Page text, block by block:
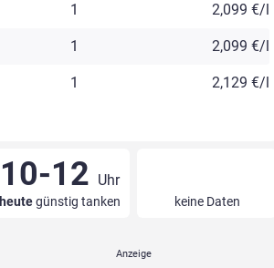
1 2,099 €/l
1 2,099 €/l
1 2,129 €/l
10-12 Uhr
heutegünstig tanken keine Daten